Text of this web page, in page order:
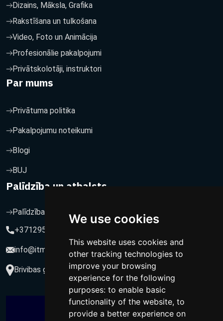
We use cookies
This website uses cookies and
other tracking technologies to
improve your browsing
experience for the following
purposes: to enable basic
functionality of the website, to
provide a better experience on
Dizains, Māksla, Grafika
Rakstīšana un tulkošana
Video, Foto un Animācija
Profesionālie pakalpojumi
Privātskolotāji, instruktori
Par mums
Privātuma politika
Pakalpojumu noteikumi
Blogi
BUJ
Palīdzība un atbalsts
Palīdzība un atbalsts
+37129564547
info@itmarketing.lv
Brivibas gatve 234-77, LV-1039, Riga, Latvia